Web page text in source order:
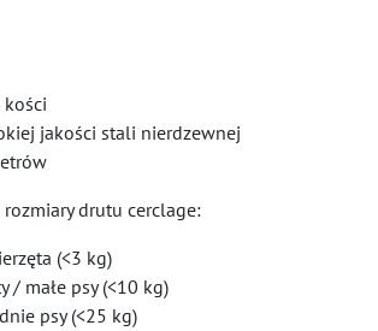
jakości stali nierdzewnej
drutu cerclage:
(<3 kg)
/ małe psy (<10 kg)
psy (<25 kg)